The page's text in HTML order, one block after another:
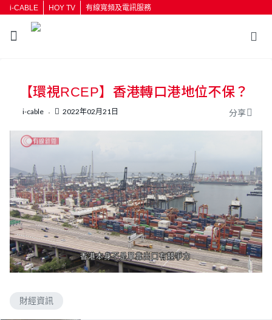
i-CABLE HOY TV 有線寬頻及電訊服務
按輸入鍵開始搜尋
【環視RCEP】香港轉口港地位不保？
i-cable 2022年02月21日 分享
財經資訊